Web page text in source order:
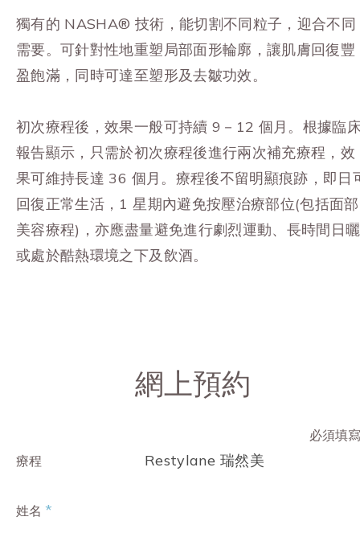
獨有的 NASHA®️ 技術，能切割不同粒子，迎合不同
需要。可針對性地重塑局部面形輪廓，讓肌膚回復豐
盈飽滿，同時可達至塑形及去皺功效。
初次療程後，效果一般可持續 9－12 個月。根據臨
報告顯示，只需於初次療程後進行兩次補充療程，效
果可維持長達 36 個月。 療程後不留明顯痕跡，即日
回復正常生活， 1 星期內避免按壓治療部位(包括面部
美容療程)，亦應盡量避免進行劇烈運動、長時間日曬
或處於酷熱環境之下及飲酒。
網上預約
必須填
療程
Restylane 瑞然美
姓名 *